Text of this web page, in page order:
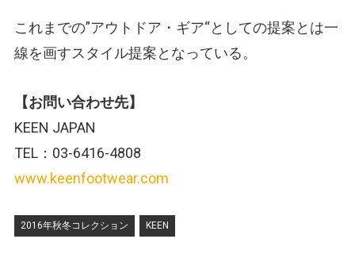
これまでの”アウトドア・ギア“としての提案とは一
線を画すスタイル提案となっている。
【お問い合わせ先】
KEEN JAPAN
TEL：03-6416-4808
www.keenfootwear.com
2016年秋冬コレクション KEEN